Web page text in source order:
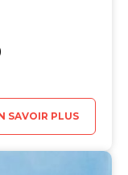
SAVOIR PLUS